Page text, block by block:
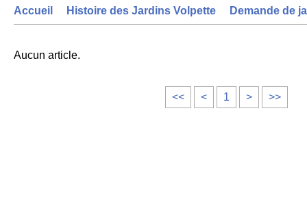
Accueil Histoire des Jardins Volpette Demande de
Aucun article.
<< < 1 > >>